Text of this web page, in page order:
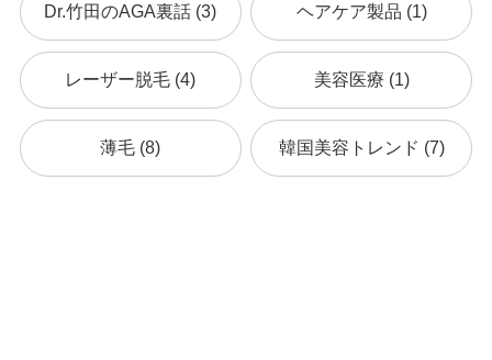
Dr.竹田のAGA裏話 (3) ヘアケア製品 (1)
レーザー脱毛 (4) 美容医療 (1)
薄毛 (8) 韓国美容トレンド (7)